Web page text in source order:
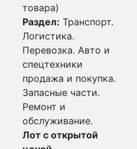
товара)
Раздел: Транспорт.
Логистика.
Перевозка. Авто и
спецтехники
продажа и покупка.
Запасные части.
Ремонт и
обслуживание.
Лот с открытой